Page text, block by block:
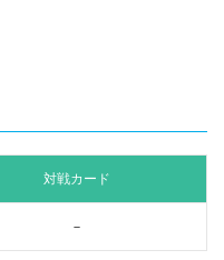
対戦カード
－